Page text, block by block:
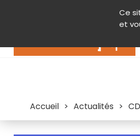
Ce
et
Contenu
Accueil > Actualités >